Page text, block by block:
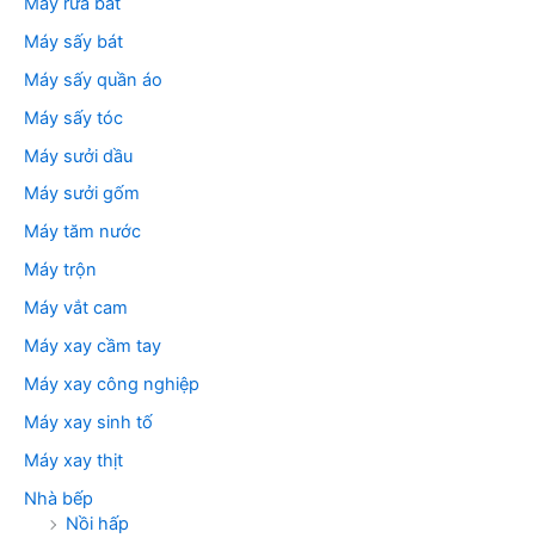
Máy sấy bát
Máy sấy quần áo
Máy sấy tóc
Máy sưởi dầu
Máy sưởi gốm
Máy tăm nước
Máy trộn
Máy vắt cam
Máy xay cầm tay
Máy xay công nghiệp
Máy xay sinh tố
Máy xay thịt
Nhà bếp
Nồi hấp